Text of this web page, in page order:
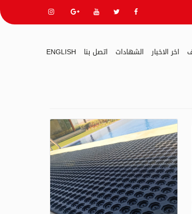
اخر الاخبار الشهادات اتصل بنا ENGLISH